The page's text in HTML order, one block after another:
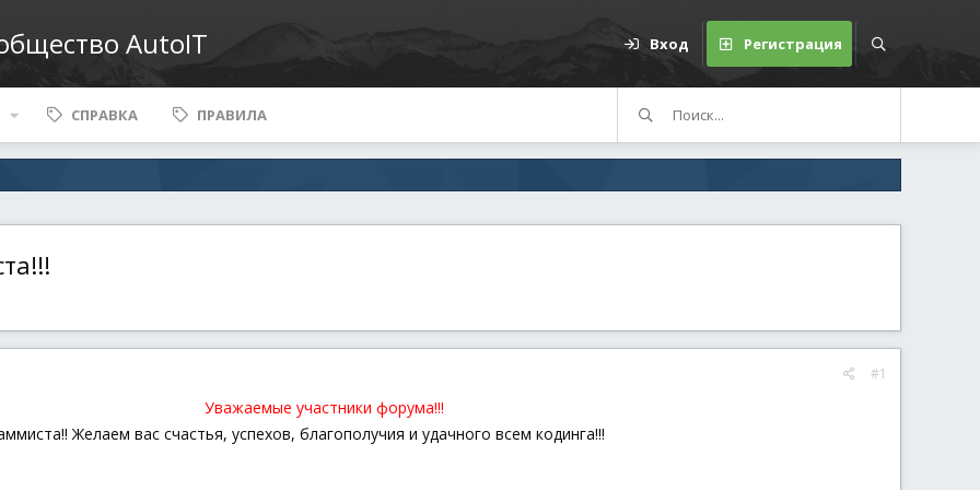
AutoIT Вход Регистрация
СПРАВКА ПРАВИЛА
#1
Уважаемые участники форума!!!
Желаем вас счастья, успехов, благополучия и удачного всем кодинга!!!